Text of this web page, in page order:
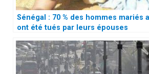
Sénégal : 70 % des hommes mariés
ont été tués par leurs épouses